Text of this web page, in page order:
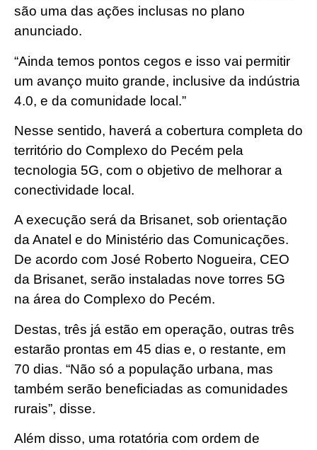
são uma das ações inclusas no plano
anunciado.
“Ainda temos pontos cegos e isso vai permitir
um avanço muito grande, inclusive da indústria
4.0, e da comunidade local.”
Nesse sentido, haverá a cobertura completa do
território do Complexo do Pecém pela
tecnologia 5G, com o objetivo de melhorar a
conectividade local.
A execução será da Brisanet, sob orientação
da Anatel e do Ministério das Comunicações.
De acordo com José Roberto Nogueira, CEO
da Brisanet, serão instaladas nove torres 5G
na área do Complexo do Pecém.
Destas, três já estão em operação, outras três
estarão prontas em 45 dias e, o restante, em
70 dias. “Não só a população urbana, mas
também serão beneficiadas as comunidades
rurais”, disse.
Além disso, uma rotatória com ordem de